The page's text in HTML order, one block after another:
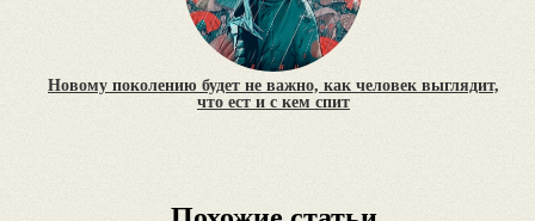
Новому поколению будет не важно, как человек выглядит,
что ест и с кем спит